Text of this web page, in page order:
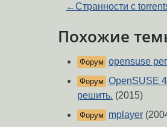
←Странности с
Похожие
Форум opensuse
Форум OpenSUSE
решить. (2015)
Форум mplayer